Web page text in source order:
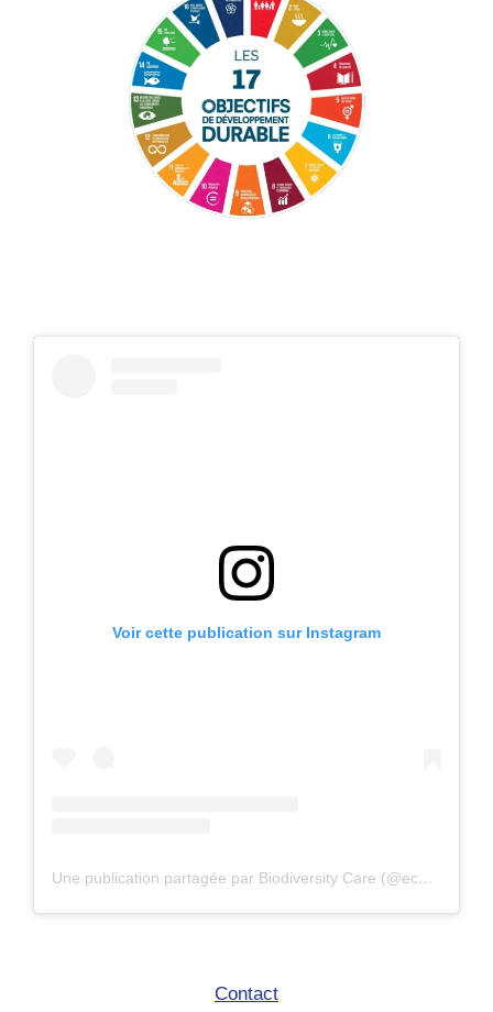
Voir cette publication sur Instagram
Une publication partagée par Biodiversity Care (@eco.volontaire)
Contact